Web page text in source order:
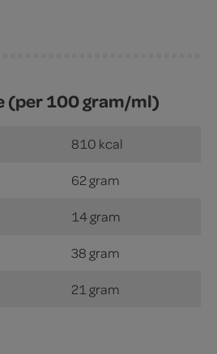
(per 100 gram/ml)
810 kcal
62 gram
14 gram
38 gram
21 gram